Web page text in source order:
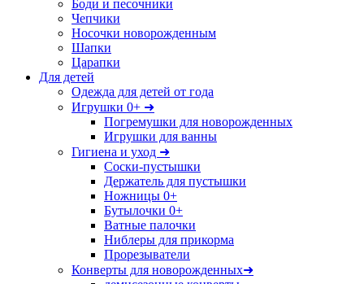
Боди и песочники
Чепчики
Носочки новорожденным
Шапки
Царапки
Для детей
Одежда для детей от года
Игрушки 0+ ➜
Погремушки для новорожденных
Игрушки для ванны
Гигиена и уход ➜
Соски-пустышки
Держатель для пустышки
Ножницы 0+
Бутылочки 0+
Ватные палочки
Ниблеры для прикорма
Прорезыватели
Конверты для новорожденных➜